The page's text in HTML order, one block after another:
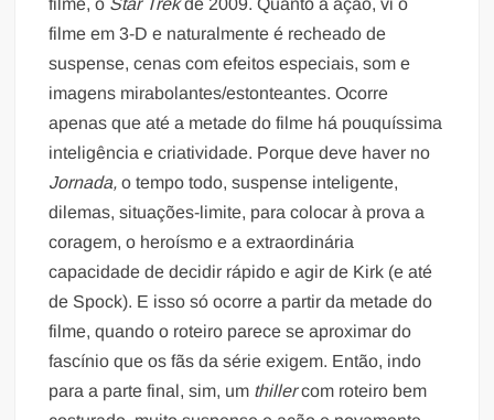
filme, o Star Trekde 2009. Quanto à ação, vi o
filme em 3-D e naturalmente é recheado de
suspense, cenas com efeitos especiais, som e
imagens mirabolantes/estonteantes. Ocorre
apenas que até a metade do filme há pouquíssima
inteligência e criatividade. Porque deve haver no
Jornada,o tempo todo, suspense inteligente,
dilemas, situações-limite, para colocar à prova a
coragem, o heroísmo e a extraordinária
capacidade de decidir rápido e agir de Kirk (e até
de Spock). E isso só ocorre a partir da metade do
filme, quando o roteiro parece se aproximar do
fascínio que os fãs da série exigem. Então, indo
para a parte final, sim, um thillercom roteiro bem